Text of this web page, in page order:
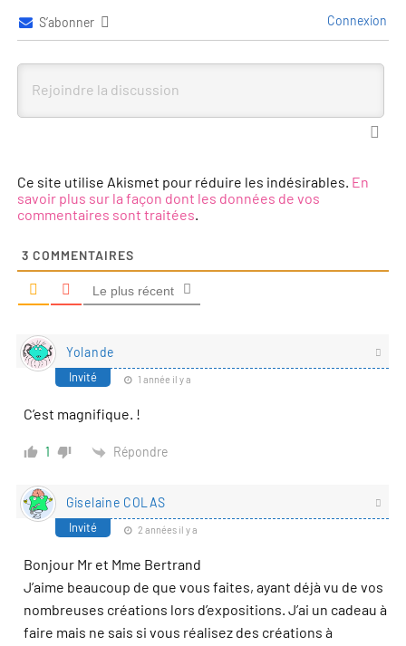
S’abonner Connexion
Ce site utilise Akismet pour réduire les indésirables. En
savoir plus sur la façon dont les données de vos
commentaires sont traitées.
3 COMMENTAIRES
Le plus récent
Yolande
Invité 1 année il y a
C’est magnifique. !
1 Répondre
Giselaine COLAS
Invité 2 années il y a
Bonjour Mr et Mme Bertrand
J’aime beaucoup de que vous faites, ayant déjà vu de vos
nombreuses créations lors d’expositions. J’ai un cadeau à
faire mais ne sais si vous réalisez des créations à